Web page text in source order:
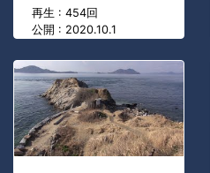
再生 : 454回
公開 : 2020.10.1